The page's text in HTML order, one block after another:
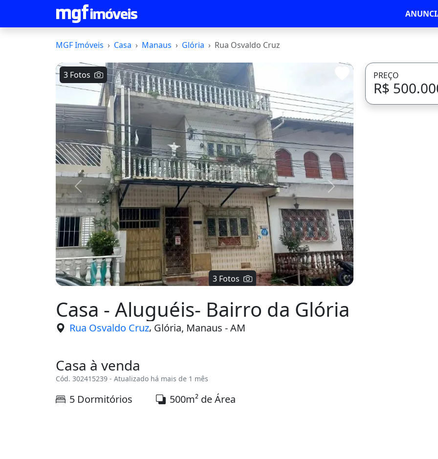
MGF Imóveis Casa Manaus Glória Rua Osvaldo Cruz
3 Fotos
Voltar Avançar
Casa - Aluguéis- Bairro da Glória
Rua Osvaldo Cruz, Glória, Manaus - AM
Casa à venda
Cód. 302415239 - Atualizado há mais de 1 mês
5 Dormitórios 500m² de Área
PREÇO
R$